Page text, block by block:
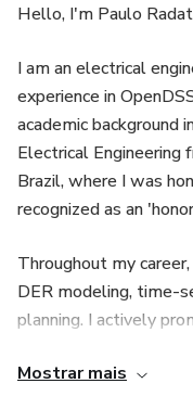
Hello, I'm Paulo
I am an electrical
experience in
academic background
Electrical Engineering
Brazil, where I was
recognized as an
Throughout my
DER modeling, time-
planning. I actively
helping engineers,
Mostrar mais